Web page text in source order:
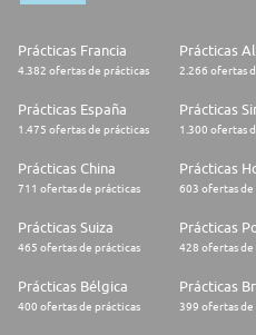
Prácticas Francia
4.382 ofertas de prácticas
Prácticas
2.266 ofertas
Prácticas España
1.475 ofertas de prácticas
Prácticas
1.300 ofertas
Prácticas China
711 ofertas de prácticas
Prácticas
603 ofertas de
Prácticas Suiza
465 ofertas de prácticas
Prácticas
428 ofertas de
Prácticas Bélgica
400 ofertas de prácticas
Prácticas
399 ofertas de